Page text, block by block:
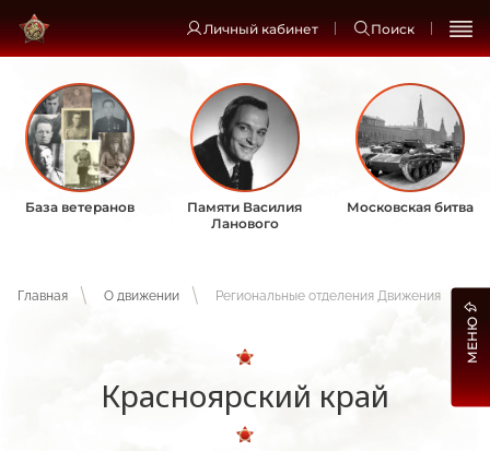
Личный кабинет Поиск
База ветеранов
Памяти Василия
Ланового
Московская битва
Главная О движении Региональные отделения Движения
Красноярский край
МЕНЮ